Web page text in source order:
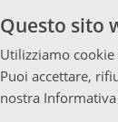
Questo sito
Utilizziamo
Puoi accettare,
nostra